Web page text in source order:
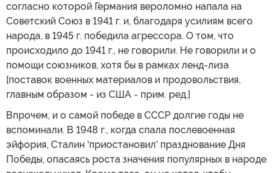
согласно которой Германия вероломно напала на
Советский Союз в 1941 г. и, благодаря усилиям всего
народа, в 1945 г. победила агрессора. О том, что
происходило до 1941 г., не говорили. Не говорили и о
помощи союзников, хотя бы в рамках ленд-лиза
[поставок военных материалов и продовольствия,
главным образом - из США - прим. ред.]
Впрочем, и о самой победе в СССР долгие годы не
вспоминали. В 1948 г., когда спала послевоенная
эйфория, Сталин 'приостановил' празднование Дня
Победы, опасаясь роста значения популярных в народе